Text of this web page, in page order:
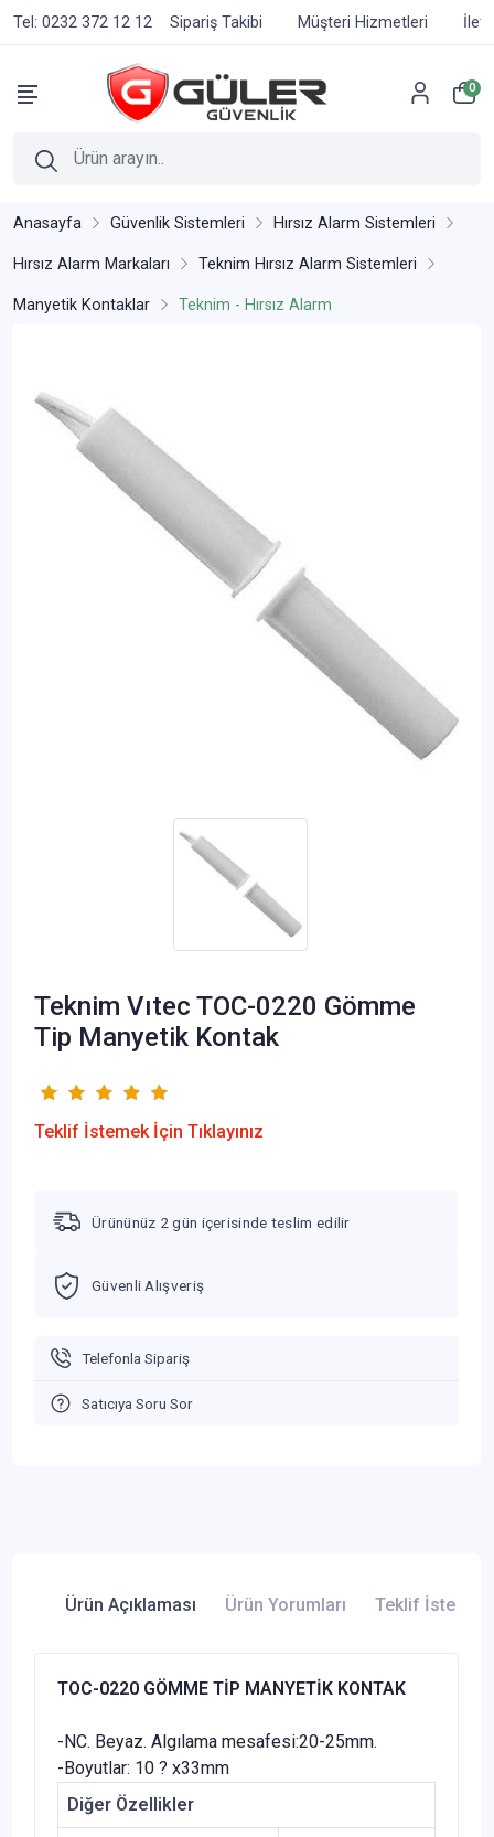
Tel: 0232 372 12 12 Sipariş Takibi Müşteri Hizmetleri
0
Anasayfa Güvenlik Sistemleri Hırsız Alarm Sistemleri
Hırsız Alarm Markaları Teknim Hırsız Alarm Sistemleri
Manyetik Kontaklar Teknim - Hırsız Alarm
Teknim Vıtec TOC-0220 Gömme
Tip Manyetik Kontak
Teklif İstemek İçin Tıklayınız
Ürününüz 2 gün içerisinde teslim edilir
Güvenli Alışveriş
Telefonla Sipariş
Satıcıya Soru Sor
Ürün Açıklaması Ürün Yorumları Teklif İste
TOC-0220 GÖMME TİP MANYETİK KONTAK
-NC. Beyaz. Algılama mesafesi:20-25mm.
-Boyutlar: 10 ? x33mm
Diğer Özellikler